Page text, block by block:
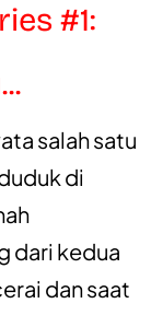
#1:
salah satu
di
dari kedua
dan saat